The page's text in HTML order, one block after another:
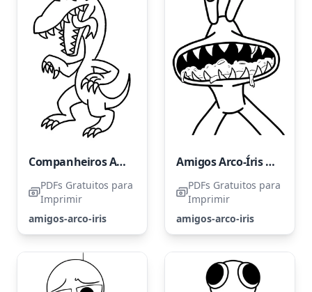
Companheiros Arco-Íris Laranja Assustadores
PDFs Gratuitos para
Imprimir
amigos-arco-iris
Amigos Arco-Íris Rosa Assustadores
PDFs Gratuitos para
Imprimir
amigos-arco-iris